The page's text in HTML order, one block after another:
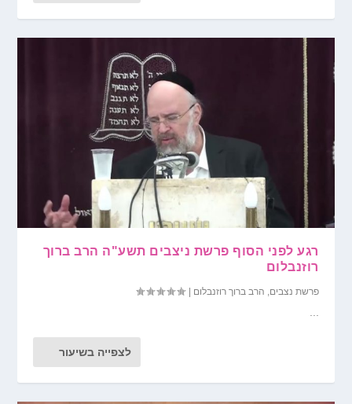
רגע לפני הסוף פרשת ניצבים תשע"ה הרב ברוך
רוזנבלום
פרשת נצבים, הרב ברוך רוזנבלום |
לצפייה בשיעור